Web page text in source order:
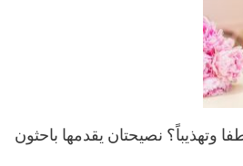
وتهذيباً؟ نصيحتان يقدمها باحثون